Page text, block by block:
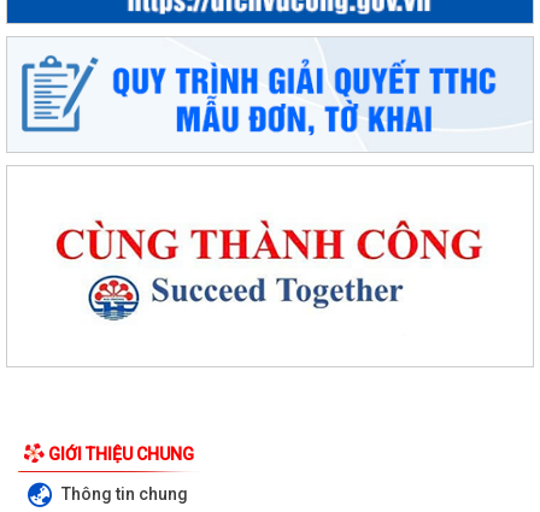
GIỚI THIỆU CHUNG
Thông tin chung
Phường An Dương tổ chức bồi dưỡng, tập huấn lý luận chính trị hè
PHƯỜNG AN DƯƠNG KHÁNH THÀNH NHÀ ĐẠI ĐOÀN KẾT TẠI TỔ DÂN
PHỐ NAM HÀ